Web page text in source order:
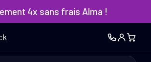
4x sans frais Alma !